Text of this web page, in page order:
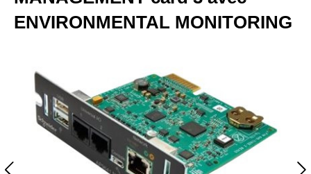
ENVIRONMENTAL MONITORING